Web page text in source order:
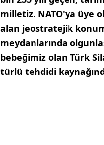
milletiz. NATO'ya üye
alan jeostratejik
meydanlarında
bebeğimiz olan Türk
türlü tehdidi